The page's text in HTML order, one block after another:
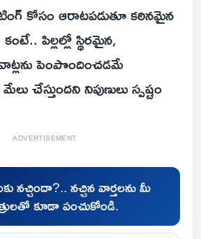
కోసం ఆరాటపడుతూ కఠినమైన
పిల్లల్లో స్థిరమైన,
పెంపొందించడమే
చేస్తుందని నిపుణులు స్పష్టం
ADVERTISEMENT
నచ్చిందా?.. నచ్చిన వార్తలను మీ
కూడా పంచుకోండి.